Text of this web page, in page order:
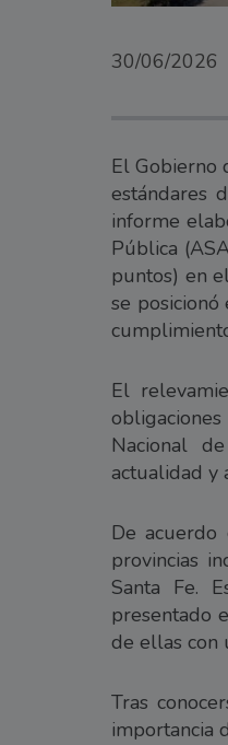
30/06/2026
El Gobierno
estándares
informe
Pública
puntos) en
se
El
Nacional
actualidad y
De
provincias
Santa Fe.
presentado
de ellas con
Tras
importancia